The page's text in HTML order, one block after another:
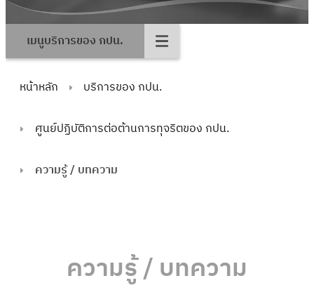
เมนูบริการของ กปน.
หน้าหลัก บริการของ กปน.
ศูนย์ปฏิบัติการต่อต้านการทุจริตของ กปน.
ความรู้ / บทความ
ความรู้ / บทความ